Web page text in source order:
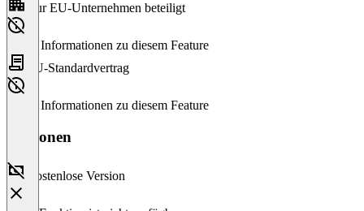
Nur EU-Unternehmen beteiligt
Keine Informationen zu diesem Feature
EU-Standardvertrag
Keine Informationen zu diesem Feature
Versionen
Kostenlose Version